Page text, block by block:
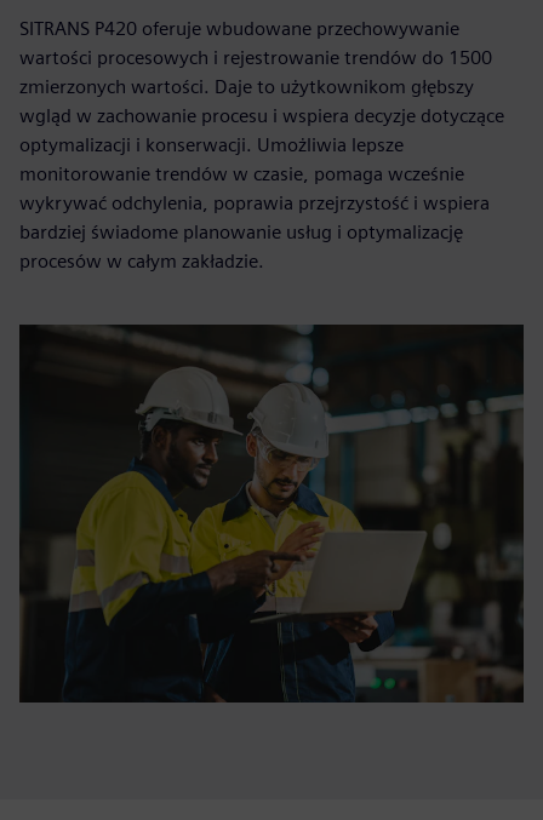
SITRANS P420 oferuje wbudowane przechowywanie
wartości procesowych i rejestrowanie trendów do 1500
zmierzonych wartości. Daje to użytkownikom głębszy
wgląd w zachowanie procesu i wspiera decyzje dotyczące
optymalizacji i konserwacji. Umożliwia lepsze
monitorowanie trendów w czasie, pomaga wcześnie
wykrywać odchylenia, poprawia przejrzystość i wspiera
bardziej świadome planowanie usług i optymalizację
procesów w całym zakładzie.